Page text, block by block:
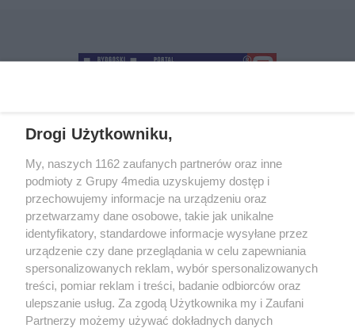
+48 52 5812666
O nas Reklama Regulamin
Kontakt
Wydarzenia
Ogłoszenia Katalog firm
Zapisz się do newslettera
Dołącz do grona ludzi najlepiej poinformowanych!
Drogi Użytkowniku,
My, naszych 1162 zaufanych partnerów oraz inne
podmioty z Grupy 4media uzyskujemy dostęp i
przechowujemy informacje na urządzeniu oraz
przetwarzamy dane osobowe, takie jak unikalne
identyfikatory, standardowe informacje wysyłane przez
urządzenie czy dane przeglądania w celu zapewniania
spersonalizowanych reklam, wybór spersonalizowanych
treści, pomiar reklam i treści, badanie odbiorców oraz
ulepszanie usług. Za zgodą Użytkownika my i Zaufani
Partnerzy możemy używać dokładnych danych